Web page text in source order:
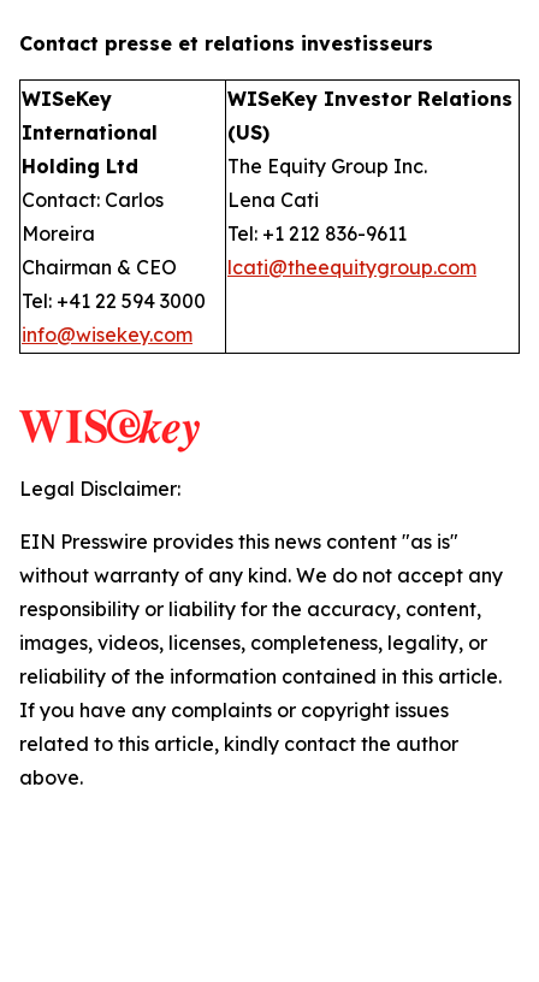
Contact presse et relations investisseurs
WISeKey
International
Holding Ltd
Contact: Carlos
Moreira
Chairman & CEO
Tel: +41 22 594 3000
info@wisekey.com
WISeKey Investor Relations
(US)
The Equity Group Inc.
Lena Cati
Tel: +1 212 836-9611
lcati@theequitygroup.com
Legal Disclaimer:
EIN Presswire provides this news content "as is"
without warranty of any kind. We do not accept any
responsibility or liability for the accuracy, content,
images, videos, licenses, completeness, legality, or
reliability of the information contained in this article.
If you have any complaints or copyright issues
related to this article, kindly contact the author
above.